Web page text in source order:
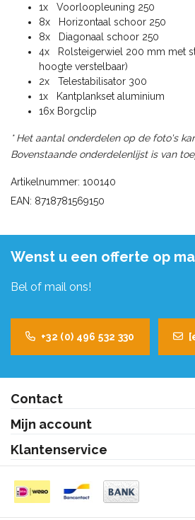
1x Voorloopleuning 250
8x Horizontaal schoor 250
8x Diagonaal schoor 250
4x Rolsteigerwiel 200 mm met
hoogte verstelbaar)
2x Telestabilisator 300
1x Kantplankset aluminium
16x Borgclip
* Het aantal onderdelen op de foto's
Bovenstaande onderdelenlijst is van
Artikelnummer: 100140
EAN: 8718781569150
Wenst u een offerte op
Bel of mail ons!
+32 (0) 496 532 330
Contact
Mijn account
Klantenservice